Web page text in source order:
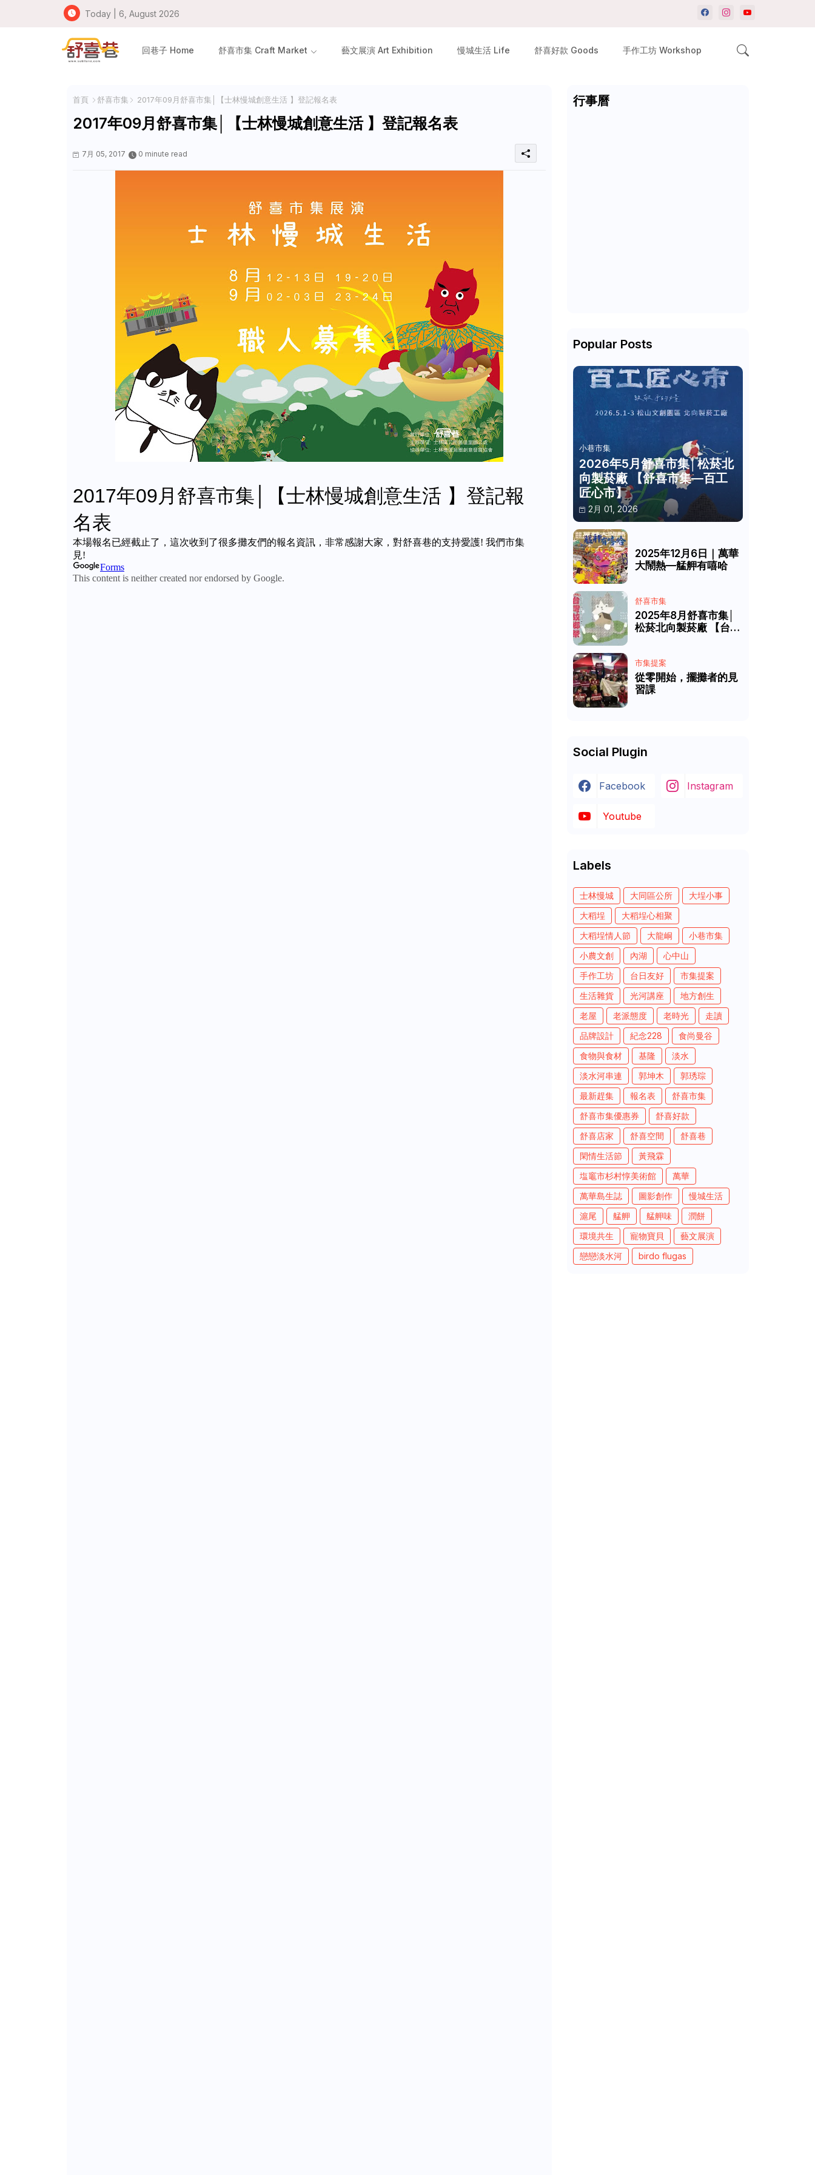
Today | 6, August 2026
回巷子 Home 舒喜市集 Craft Market 藝文展演 Art Exhibition 慢城生活 Life 舒喜好款 Goods 手作工坊 Workshop
首頁 舒喜市集 2017年09月舒喜市集│【士林慢城創意生活 】登記報名表
2017年09月舒喜市集│【士林慢城創意生活 】登記報名表
7月 05, 2017 0 minute read
行事曆
Popular Posts
小巷市集
2026年5月舒喜市集│松菸北
向製菸廠 【舒喜市集—百工
匠心市】
2月 01, 2026
2025年12月6日｜萬華
大鬧熱—艋舺有嘻哈
舒喜市集
2025年8月舒喜市集│
松菸北向製菸廠 【台灣
市集提案
從零開始，擺攤者的見
習課
Social Plugin
Facebook Instagram
Youtube
Labels
士林慢城 大同區公所
大埕小事
大稻埕
大稻埕心相聚
大稻埕情人節
大龍峒
小巷市集
小農文創
內湖
心中山
手作工坊
台日友好
市集提案
生活雜貨
光河講座
地方創生
老屋
老派態度 老時光
走讀
品牌設計
紀念228
食尚曼谷
食物與食材
基隆
淡水
淡水河串連
郭坤木
郭琇琮
最新趕集
報名表
舒喜市集
舒喜市集優惠券
舒喜好款
舒喜店家
舒喜空間
舒喜巷
閑情生活節
黃飛霖
塩竈市杉村惇美術館
萬華
萬華島生誌
圖影創作
慢城生活
滬尾
艋舺 艋舺味
潤餅
環境共生
寵物寶貝
藝文展演
戀戀淡水河
birdo flugas